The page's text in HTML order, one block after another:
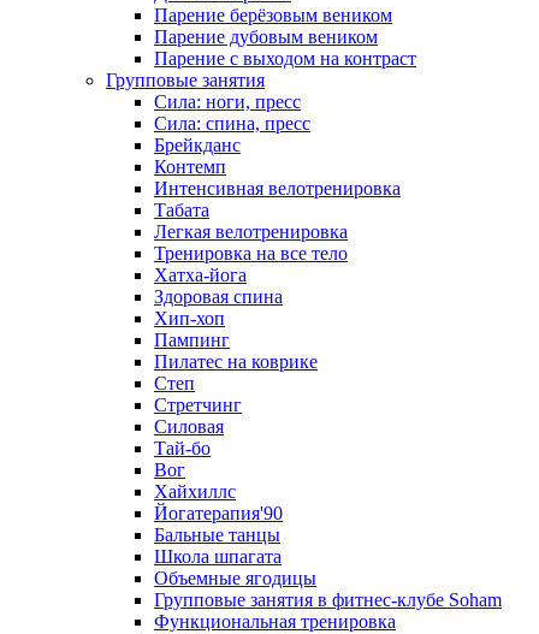
Парение берёзовым веником
Парение дубовым веником
Парение с выходом на контраст
Групповые занятия
Сила: ноги, пресс
Сила: спина, пресс
Брейкданс
Контемп
Интенсивная велотренировка
Табата
Легкая велотренировка
Тренировка на все тело
Хатха-йога
Здоровая спина
Хип-хоп
Пампинг
Пилатес на коврике
Степ
Стретчинг
Силовая
Тай-бо
Вог
Хайхиллс
Йогатерапия'90
Бальные танцы
Школа шпагата
Объемные ягодицы
Групповые занятия в фитнес-клубе Soham
Функциональная тренировка